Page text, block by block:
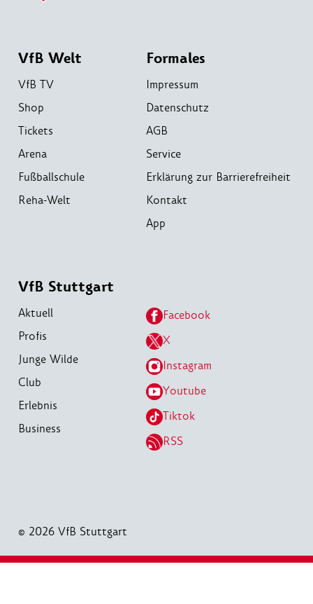
VfB Welt
VfB TV
Shop
Tickets
Arena
Fußballschule
Reha-Welt
Formales
Impressum
Datenschutz
AGB
Service
Erklärung zur Barrierefreiheit
Kontakt
App
VfB Stuttgart
Aktuell
Profis
Junge Wilde
Club
Erlebnis
Business
Facebook
X
Instagram
Youtube
Tiktok
RSS
© 2026 VfB Stuttgart